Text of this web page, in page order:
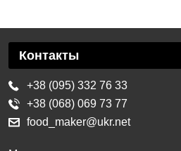
Контакты
+38 (095) 332 76 33
+38 (068) 069 73 77
food_maker@ukr.net